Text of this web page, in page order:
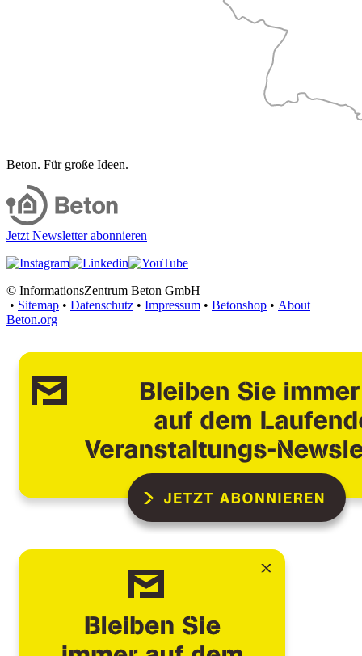
Beton. Für große Ideen.
Jetzt Newsletter abonnieren
© InformationsZentrum Beton GmbH
• Sitemap • Datenschutz • Impressum • Betonshop • About
Beton.org